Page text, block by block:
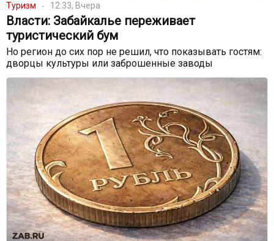
Туризм 12:33, Вчера
Власти: Забайкалье переживает
туристический бум
Но регион до сих пор не решил, что показывать гостям:
дворцы культуры или заброшенные заводы